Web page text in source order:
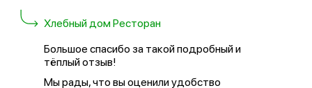
Хлебный дом Ресторан
Большое спасибо за такой подробный и
тёплый отзыв!
Мы рады, что вы оценили удобство